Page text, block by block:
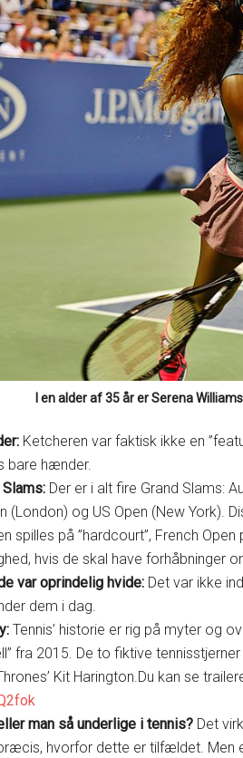
I en alder af 35 år er Serena
Ketcheren var faktisk ikke en
bare hænder.
Slams: Der er i alt fire Grand Slams:
(London) og US Open (New York).
spilles på ”hardcourt”, French
hvis de skal have forhåbninger
var oprindelig hvide: Det var ikke
dem i dag.
Tennis’ historie er rig på myter og
fra 2015. De to fiktive
Kit Harington.Du kan se
man så underlige i tennis? Det
hvorfor dette er tilfældet. Men